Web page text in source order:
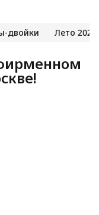
двойки Лето 2026